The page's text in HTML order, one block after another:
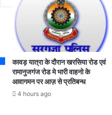
r
ध
ले
द
ना
या
कावड़ यात्रा के दौरान खरसिया रोड एवं
रामानुजगंज रोड मे भारी वाहनो के
आवागमन पर आज़ से प्रतिबन्ध
4 hours ago